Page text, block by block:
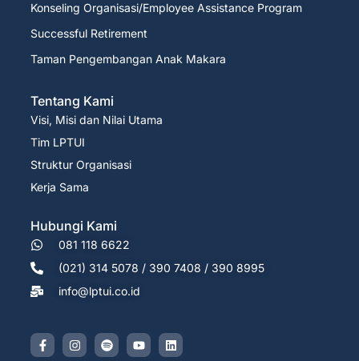
Konseling Organisasi/Employee Assistance Program
Successful Retirement
Taman Pengembangan Anak Makara
Tentang Kami
Visi, Misi dan Nilai Utama
Tim LPTUI
Struktur Organisasi
Kerja Sama
Hubungi Kami
081 118 6622
(021) 314 5078 / 390 7408 / 390 8995
info@lptui.co.id